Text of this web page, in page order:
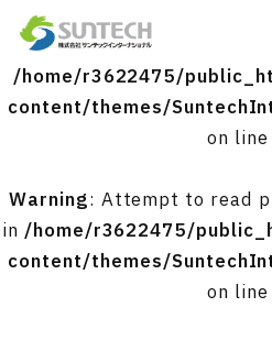
Warning
:
/home/r3622475/
content/themes/
on line
Warning: Attempt to read
in /home/r3622475/
content/themes/
on line